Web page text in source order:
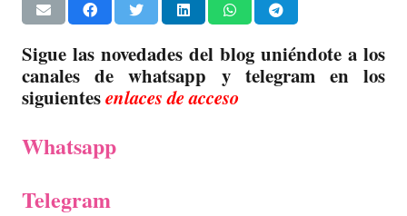
Sigue las novedades del blog uniéndote a los
canales de whatsapp y telegram en los
siguientesenlaces de acceso
Whatsapp
Telegram